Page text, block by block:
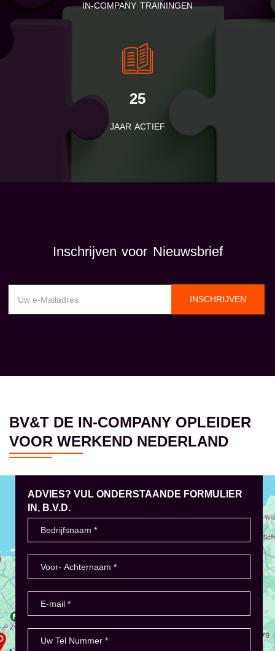
IN-COMPANY TRAININGEN
25
JAAR ACTIEF
Inschrijven voor Nieuwsbrief
INSCHRIJVEN
BV&T DE IN-COMPANY OPLEIDER
VOOR WERKEND NEDERLAND
ADVIES? VUL ONDERSTAANDE FORMULIER
IN, B.V.D.